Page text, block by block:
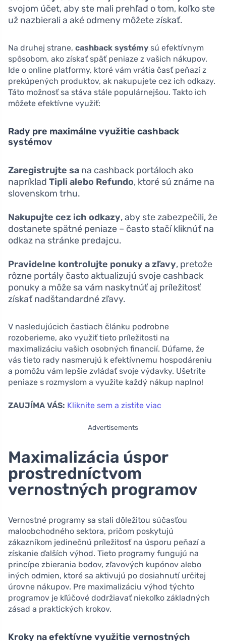
svojom účet, aby ste mali prehľad o tom, koľko ste
už nazbierali a aké odmeny môžete získať.
Na druhej strane, cashback systémy sú efektívnym
spôsobom, ako získať späť peniaze z vašich nákupov.
Ide o online platformy, ktoré vám vrátia časť peňazí z
prekúpených produktov, ak nakupujete cez ich odkazy.
Táto možnosť sa stáva stále populárnejšou. Takto ich
môžete efektívne využiť:
Rady pre maximálne využitie cashback
systémov
Zaregistrujte sa na cashback portáloch ako
napríklad Tipli alebo Refundo, ktoré sú známe na
slovenskom trhu.
Nakupujte cez ich odkazy, aby ste zabezpečili, že
dostanete spätné peniaze – často stačí kliknúť na
odkaz na stránke predajcu.
Pravidelne kontrolujte ponuky a zľavy, pretože
rôzne portály často aktualizujú svoje cashback
ponuky a môže sa vám naskytnúť aj príležitosť
získať nadštandardné zľavy.
V nasledujúcich častiach článku podrobne
rozoberieme, ako využiť tieto príležitosti na
maximalizáciu vašich osobných financií. Dúfame, že
vás tieto rady nasmerujú k efektívnemu hospodáreniu
a pomôžu vám lepšie zvládať svoje výdavky. Ušetrite
peniaze s rozmyslom a využite každý nákup naplno!
ZAUJÍMA VÁS: Kliknite sem a zistite viac
Advertisements
Maximalizácia úspor
prostredníctvom
vernostných programov
Vernostné programy sa stali dôležitou súčasťou
maloobchodného sektora, pričom poskytujú
zákazníkom jedinečnú príležitosť na úsporu peňazí a
získanie ďalších výhod. Tieto programy fungujú na
princípe zbierania bodov, zľavových kupónov alebo
iných odmien, ktoré sa aktivujú po dosiahnutí určitej
úrovne nákupov. Pre maximalizáciu výhod týchto
programov je kľúčové dodržiavať niekoľko základných
zásad a praktických krokov.
Kroky na efektívne využitie vernostných